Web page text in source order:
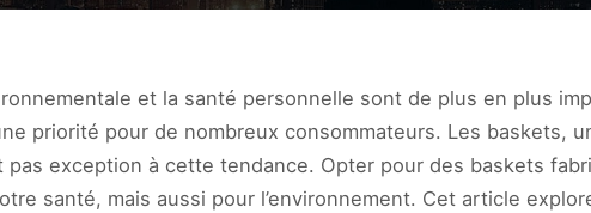
et la santé personnelle sont de plus en plus
priorité pour de nombreux consommateurs. Les baskets,
exception à cette tendance. Opter pour des baskets
santé, mais aussi pour l’environnement. Cet article